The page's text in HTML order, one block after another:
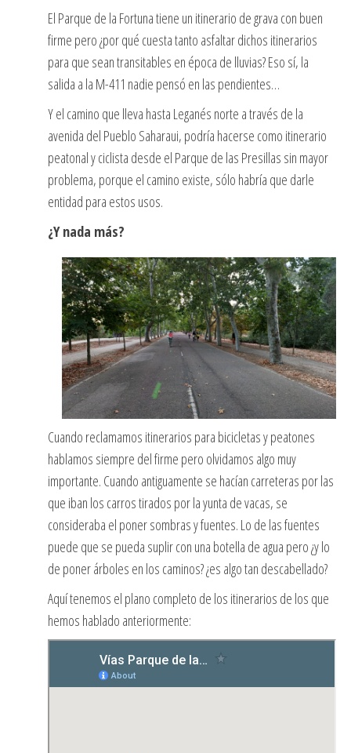
El Parque de la Fortuna tiene un itinerario de grava con buen
firme pero ¿por qué cuesta tanto asfaltar dichos itinerarios
para que sean transitables en época de lluvias? Eso sí, la
salida a la M-411 nadie pensó en las pendientes…
Y el camino que lleva hasta Leganés norte a través de la
avenida del Pueblo Saharaui, podría hacerse como itinerario
peatonal y ciclista desde el Parque de las Presillas sin mayor
problema, porque el camino existe, sólo habría que darle
entidad para estos usos.
¿Y nada más?
Cuando reclamamos itinerarios para bicicletas y peatones
hablamos siempre del firme pero olvidamos algo muy
importante. Cuando antiguamente se hacían carreteras por las
que iban los carros tirados por la yunta de vacas, se
consideraba el poner sombras y fuentes. Lo de las fuentes
puede que se pueda suplir con una botella de agua pero ¿y lo
de poner árboles en los caminos? ¿es algo tan descabellado?
Aquí tenemos el plano completo de los itinerarios de los que
hemos hablado anteriormente: